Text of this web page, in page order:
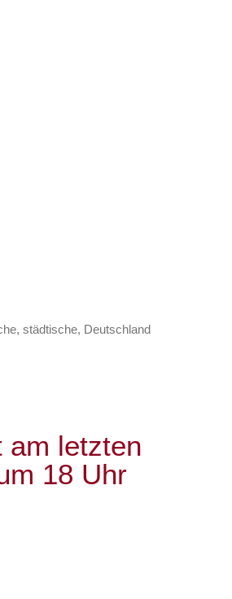
städtische, Deutschland
am letzten
18 Uhr